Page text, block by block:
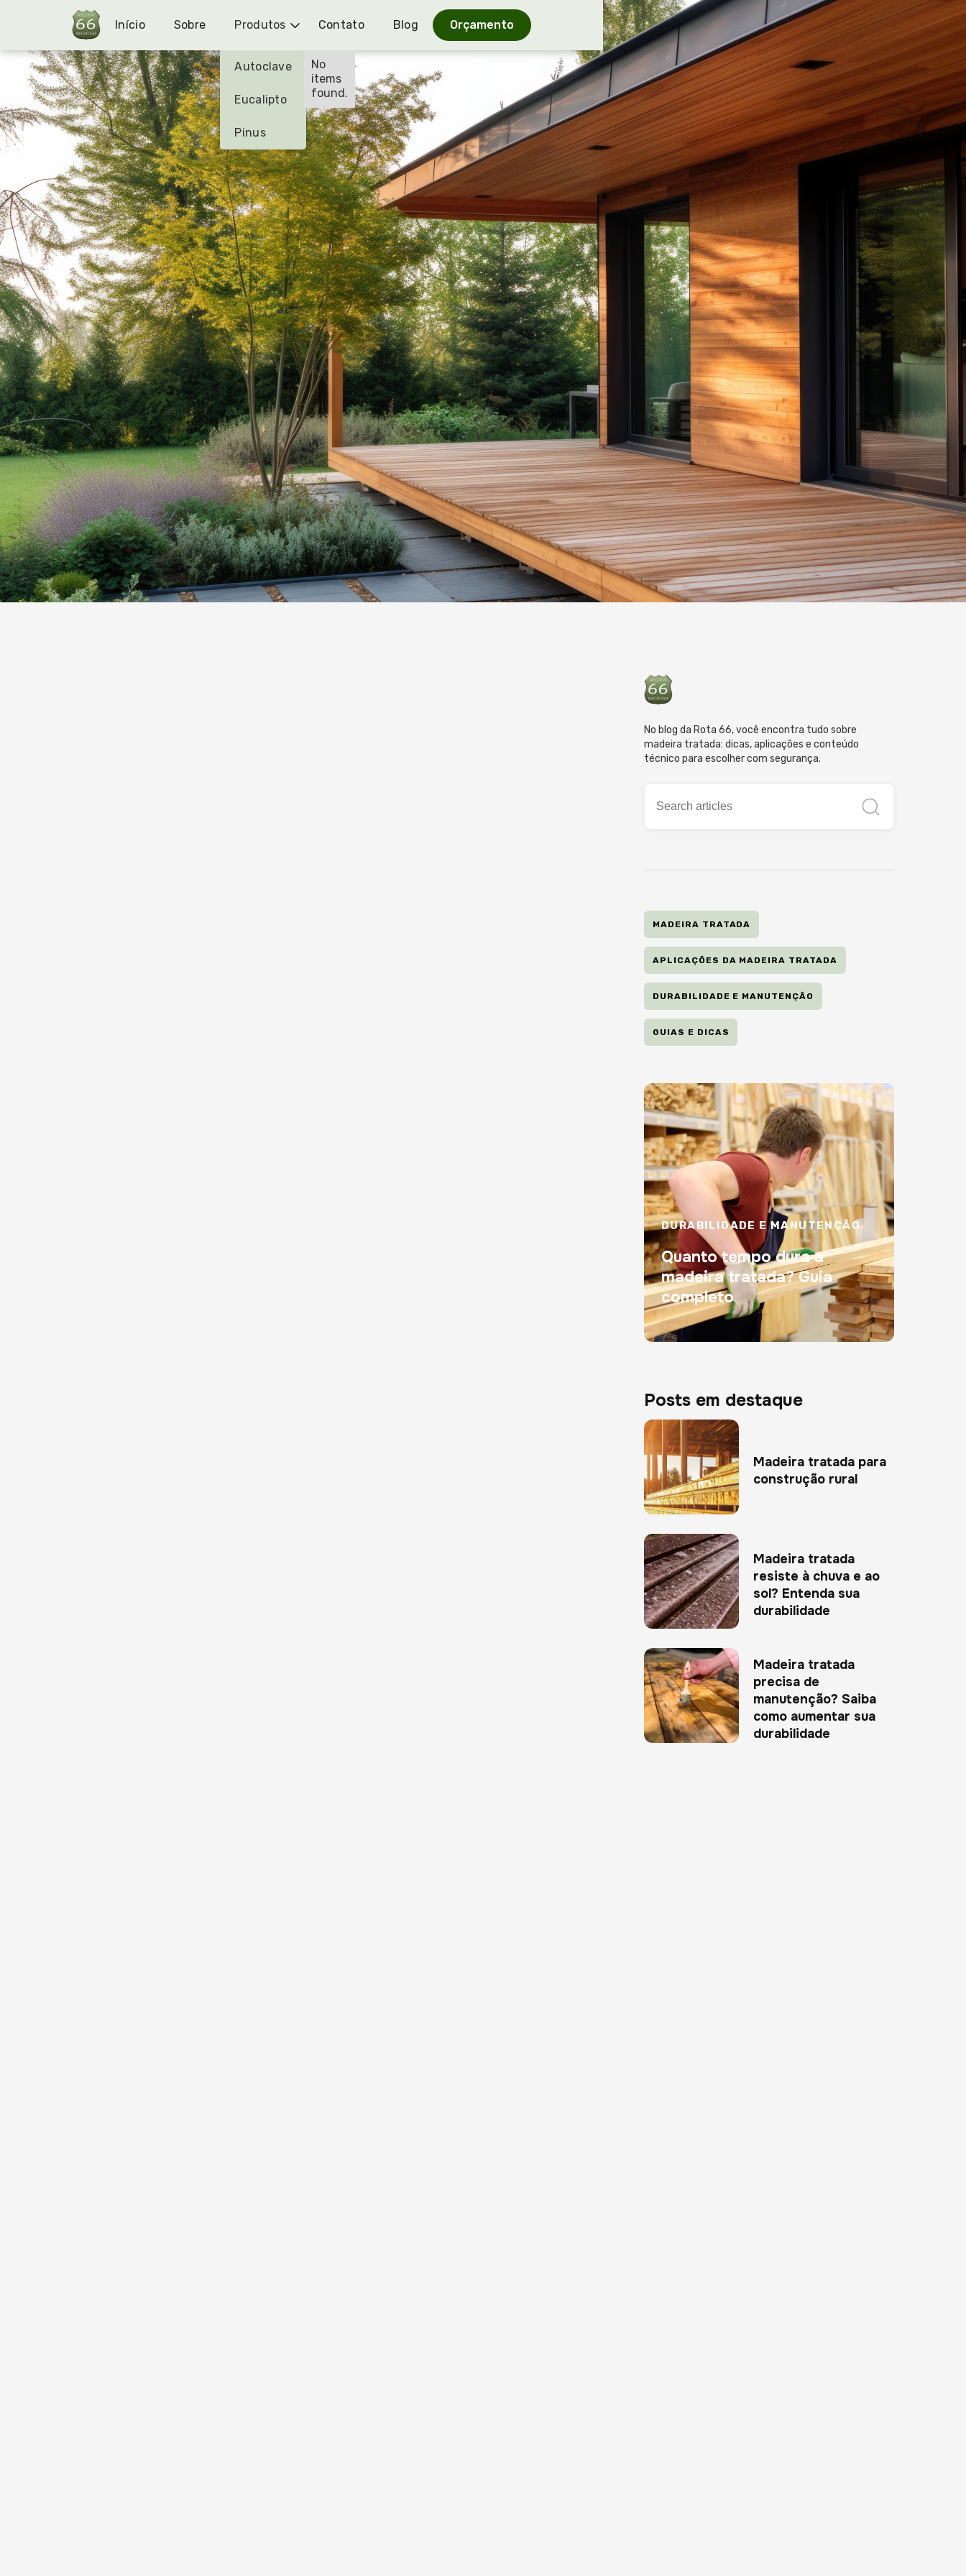
Início Sobre Produtos
Autoclave
Eucalipto
Pinus
No
items
found.
Contato Blog Orçamento
APLICAÇÕES DA MADEIRA TRATADA
27/4/2026
No blog da Rota 66, você encontra tudo sobre
madeira tratada: dicas, aplicações e conteúdo
técnico para escolher com segurança.
MADEIRA TRATADA
APLICAÇÕES DA MADEIRA TRATADA
DURABILIDADE E MANUTENÇÃO
GUIAS E DICAS
DURABILIDADE E MANUTENÇÃO
Quanto tempo dura a
madeira tratada? Guia
completo
Posts em destaque
Madeira tratada para
construção rural
Madeira tratada
resiste à chuva e ao
sol? Entenda sua
durabilidade
Madeira tratada
precisa de
manutenção? Saiba
como aumentar sua
durabilidade